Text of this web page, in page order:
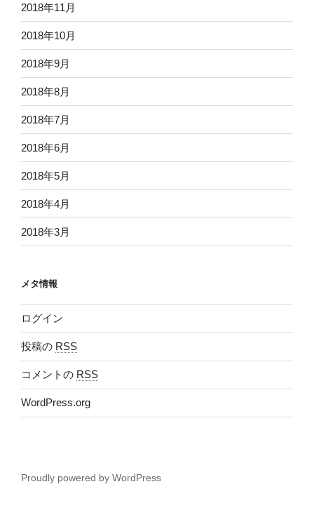
2018年11月
2018年10月
2018年9月
2018年8月
2018年7月
2018年6月
2018年5月
2018年4月
2018年3月
メタ情報
ログイン
投稿の RSS
コメントの RSS
WordPress.org
Proudly powered by WordPress